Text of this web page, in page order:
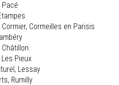
Cormeilles en Parisis
Pieux
Lessay
Rumilly